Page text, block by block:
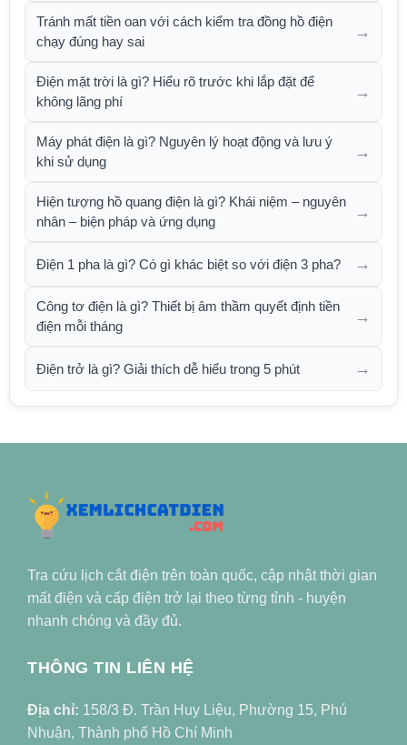
Tránh mất tiền oan với cách kiểm tra đồng hồ điện
chạy đúng hay sai
→
Điện mặt trời là gì? Hiểu rõ trước khi lắp đặt để
không lãng phí
→
Máy phát điện là gì? Nguyên lý hoạt động và lưu ý
khi sử dụng
→
Hiện tượng hồ quang điện là gì? Khái niệm – nguyên
nhân – biện pháp và ứng dụng
→
Điện 1 pha là gì? Có gì khác biệt so với điện 3 pha? →
Công tơ điện là gì? Thiết bị âm thầm quyết định tiền
điện mỗi tháng
→
Điện trở là gì? Giải thích dễ hiểu trong 5 phút →
Tra cứu lịch cắt điện trên toàn quốc, cập nhật thời gian
mất điện và cấp điện trở lại theo từng tỉnh - huyện
nhanh chóng và đầy đủ.
THÔNG TIN LIÊN HỆ
Địa chỉ: 158/3 Đ. Trần Huy Liệu, Phường 15, Phú
Nhuận, Thành phố Hồ Chí Minh